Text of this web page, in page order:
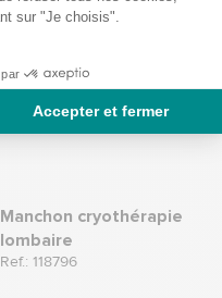
21,50 €
Manchon cryothérapie
lombaire
Ref.: 118796